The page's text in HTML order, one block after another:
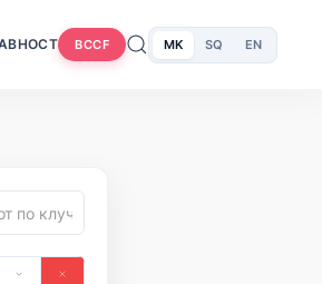
BCCF MK SQ EN